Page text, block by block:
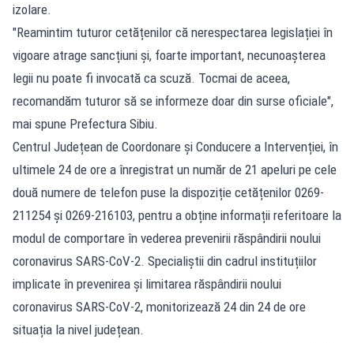
izolare.
"Reamintim tuturor cetățenilor că nerespectarea legislației în
vigoare atrage sancțiuni și, foarte important, necunoașterea
legii nu poate fi invocată ca scuză. Tocmai de aceea,
recomandăm tuturor să se informeze doar din surse oficiale",
mai spune Prefectura Sibiu.
Centrul Județean de Coordonare și Conducere a Intervenției, în
ultimele 24 de ore a înregistrat un număr de 21 apeluri pe cele
două numere de telefon puse la dispoziție cetățenilor 0269-
211254 și 0269-216103, pentru a obține informații referitoare la
modul de comportare în vederea prevenirii răspândirii noului
coronavirus SARS-CoV-2. Specialiștii din cadrul instituțiilor
implicate în prevenirea și limitarea răspândirii noului
coronavirus SARS-CoV-2, monitorizează 24 din 24 de ore
situația la nivel județean.